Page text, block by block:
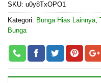
SKU: u0y8TxOPO1
Kategori: Bunga Hias Lainnya,
Bunga